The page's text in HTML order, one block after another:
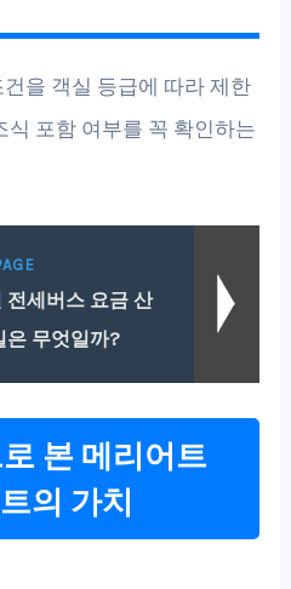
을 객실 등급에 따라 제한
식 포함 여부를 꼭 확인하는
전세버스 요금 산
은 무엇일까?
본 메리어트
의 가치